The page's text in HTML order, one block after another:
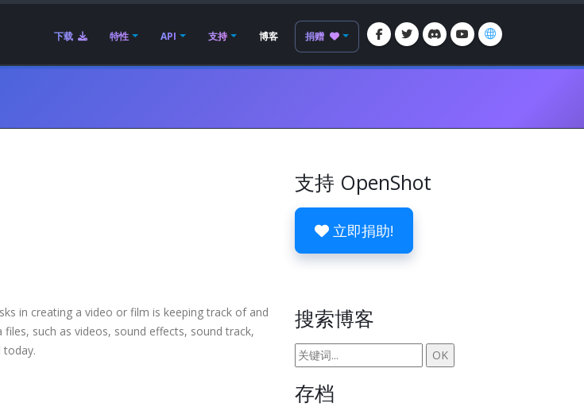
下载 特性 API 支持 博客 捐赠
in creating a video or film is keeping track of and
such as videos, sound effects, sound track,
today.
支持 OpenShot
立即捐助!
搜索博客
存档